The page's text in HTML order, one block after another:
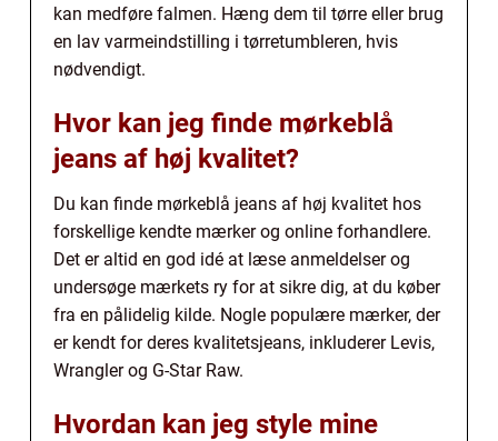
kan medføre falmen. Hæng dem til tørre eller brug
en lav varmeindstilling i tørretumbleren, hvis
nødvendigt.
Hvor kan jeg finde mørkeblå
jeans af høj kvalitet?
Du kan finde mørkeblå jeans af høj kvalitet hos
forskellige kendte mærker og online forhandlere.
Det er altid en god idé at læse anmeldelser og
undersøge mærkets ry for at sikre dig, at du køber
fra en pålidelig kilde. Nogle populære mærker, der
er kendt for deres kvalitetsjeans, inkluderer Levis,
Wrangler og G-Star Raw.
Hvordan kan jeg style mine